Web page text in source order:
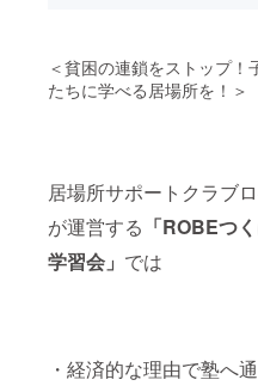
＜貧困の連鎖をストップ！
たちに学べる居場所を！＞
居場所サポートクラブ
が運営する 「ROBEつ
学習会」 では
・ 経済的な理由で塾へ通